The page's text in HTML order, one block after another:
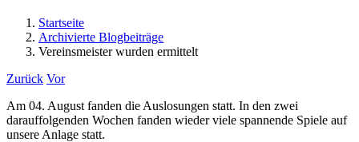
Startseite
Archivierte Blogbeiträge
Vereinsmeister wurden ermittelt
Zurück Vor
Am 04. August fanden die Auslosungen statt. In den zwei
darauffolgenden Wochen fanden wieder viele spannende Spiele auf
unsere Anlage statt.